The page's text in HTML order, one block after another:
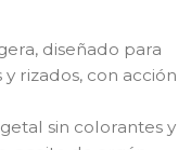
diseñado para
rizados, con acción
sin colorantes y